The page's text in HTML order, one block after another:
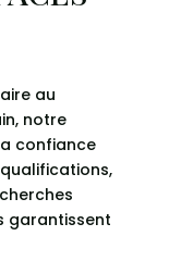
au
notre
confiance
garantissent